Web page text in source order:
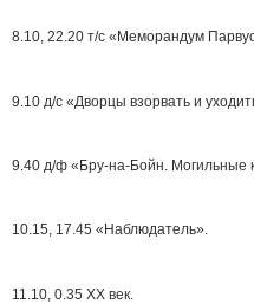
8.10, 22.20 т/с «Меморандум
9.10 д/с «Дворцы взорвать и
9.40 д/ф «Бру-на-Бойн. Могильные
10.15, 17.45 «Наблюдатель».
11.10, 0.35 ХХ век.